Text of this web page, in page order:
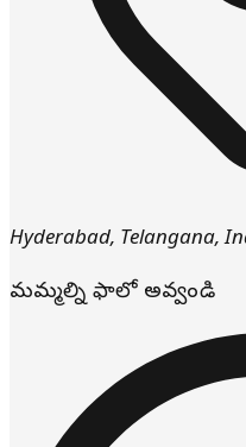
Hyderabad, Telangana,
మమ్మల్ని ఫాలో అవ్వండి